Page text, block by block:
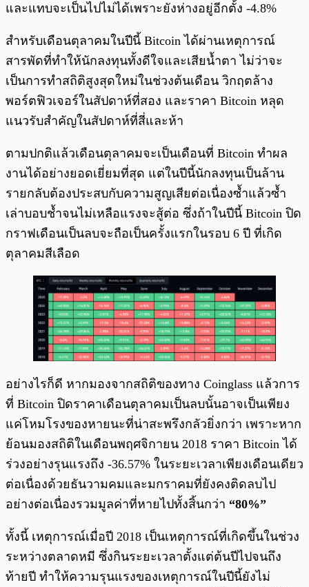
และแทบจะเป็นไปไม่ได้เพราะยังห่างอยู่อีกตั้ง -4.8%
สำหรับเดือนตุลาคมในปีนี้ Bitcoin ได้ผ่านเหตุการณ์
สารพัดที่ทำให้นักลงทุนทั้งดีใจและเสียน้ำตา ไม่ว่าจะ
เป็นการทำสถิติสูงสุดใหม่ในช่วงต้นเดือน วิกฤตล้าง
พอร์ตฟิวเจอร์ในสัปดาห์ที่สอง และราคา Bitcoin หลุด
แนวรับสำคัญในสัปดาห์ที่สี่และห้า
ตามปกติแล้วเดือนตุลาคมจะเป็นเดือนที่ Bitcoin ทำผล
งานได้อย่างยอดเยี่ยมที่สุด แต่ในปีนี้นักลงทุนเป็นล้าน
รายกลับต้องประสบกับความสูญเสียต่อเนื่องซ้ำแล้วซ้ำ
เล่าบอบช้ำจนไม่เหลือแรงจะสู้ต่อ ซึ่งถ้าในปีนี้ Bitcoin ปิด
กราฟเดือนเป็นลบจะถือเป็นครั้งแรกในรอบ 6 ปี ที่เกิด
ตุลาคมสีเลือด
อย่างไรก็ดี หากมองจากสถิติของทาง Coinglass แล้วการ
ที่ Bitcoin ปิดราคาเดือนตุลาคมเป็นลบนั้นอาจเป็นเพียง
แค่โหมโรงของหายนะที่น่าสะพรึงกลัวยิ่งกว่า เพราะหาก
ย้อนมองสถิติในเดือนพฤศจิกายน 2018 ราคา Bitcoin ได้
ร่วงอย่างรุนแรงถึง -36.57% ในระยะเวลาเพียงเดือนเดียว
ต่อเนื่องด้วยธันวามคมและมกราคมที่ยังคงติดลบไป
อย่างต่อเนื่องรวมมูลค่าที่หายไปทั้งสิ้นกว่า “80%”
ทั้งนี้ เหตุการณ์เมื่อปี 2018 เป็นเหตุการณ์ที่เกิดขึ้นในช่วง
ระหว่างตลาดหมี ซึ่งกินระยะเวลาตั้งแต่ต้นปีไปจนถึง
ท้ายปี ทำให้ความรุนแรงของเหตุการณ์ในปีนี้ยังไม่